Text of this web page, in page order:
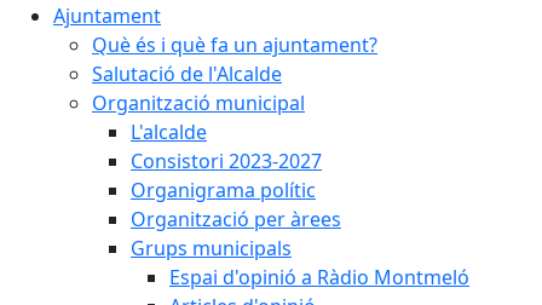
Ajuntament
Què és i què fa un ajuntament?
Salutació de l'Alcalde
Organització municipal
L'alcalde
Consistori 2023-2027
Organigrama polític
Organització per àrees
Grups municipals
Espai d'opinió a Ràdio Montmeló